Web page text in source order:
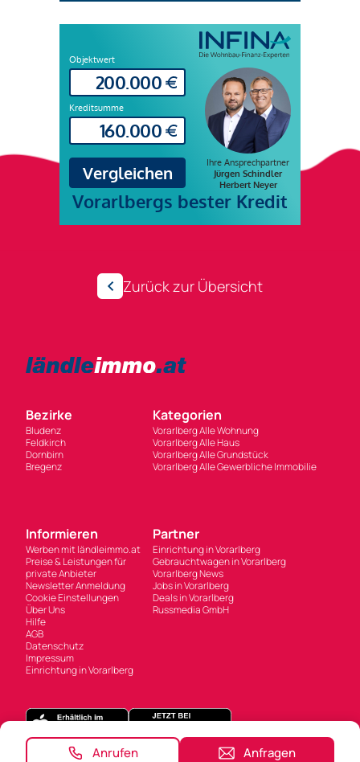
Zurück zur Übersicht
Anrufen Anfragen
Bezirke
Bludenz
Feldkirch
Dornbirn
Bregenz
Kategorien
Vorarlberg Alle Wohnung
Vorarlberg Alle Haus
Vorarlberg Alle Grundstück
Vorarlberg Alle Gewerbliche Immobilie
Informieren
Werben mit ländleimmo.at
Preise & Leistungen für
private Anbieter
Newsletter Anmeldung
Cookie Einstellungen
Über Uns
Hilfe
AGB
Datenschutz
Impressum
Einrichtung in Vorarlberg
Partner
Einrichtung in Vorarlberg
Gebrauchtwagen in Vorarlberg
Vorarlberg News
Jobs in Vorarlberg
Deals in Vorarlberg
Russmedia GmbH